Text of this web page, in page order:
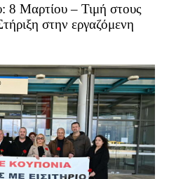
8 Μαρτίου – Τιμή στους
στην εργαζόμενη